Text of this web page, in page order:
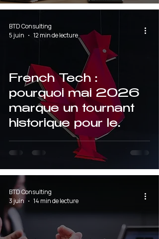
French Tech :
pourquoi mai 2026
marque un tournant
historique pour le
financement de
l'innovation
BTD Consulting
5 juin
12 min de lecture
BTD Consulting
3 juin
14 min de lecture